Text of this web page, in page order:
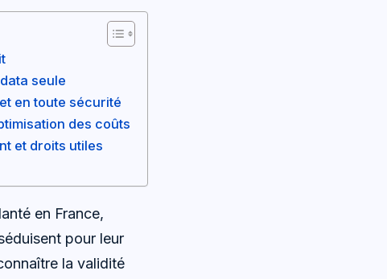
seule
en toute sécurité
des coûts
et droits utiles
en France,
pour leur
la validité